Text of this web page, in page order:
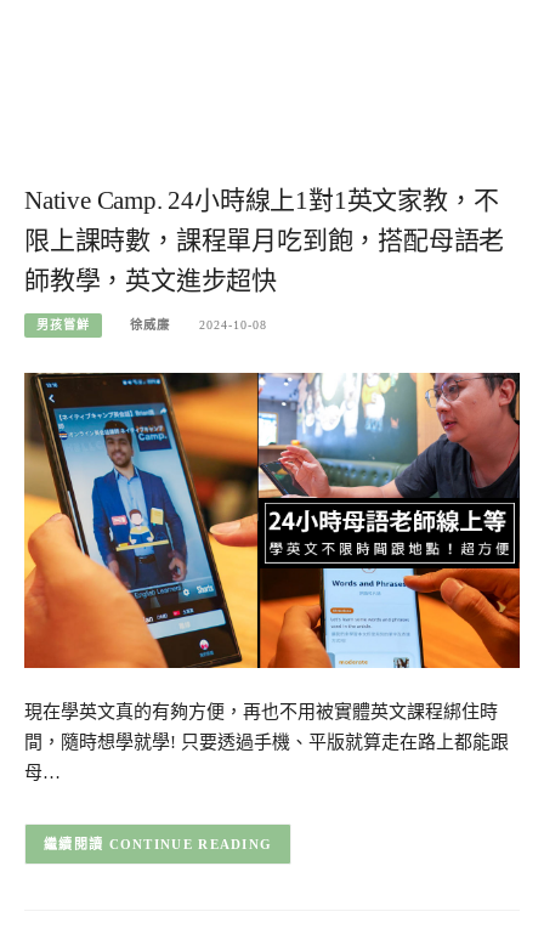
Native Camp. 24小時線上1對1英文家教，不
限上課時數，課程單月吃到飽，搭配母語老
師教學，英文進步超快
男孩嘗鮮 徐威廉 2024-10-08
現在學英文真的有夠方便，再也不用被實體英文課程綁住時
間，隨時想學就學! 只要透過手機、平版就算走在路上都能跟
母…
CONTINUE READING